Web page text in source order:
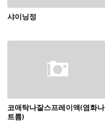
샤이닝정
코애탁나잘스프레이액(염화나
트륨)